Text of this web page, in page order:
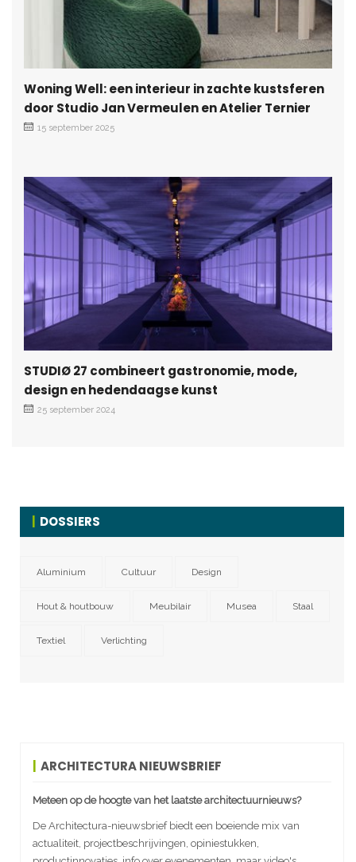
Woning Well: een interieur in zachte kustsferen
door Studio Jan Vermeulen en Atelier Ternier
15 september 2025
STUDIØ 27 combineert gastronomie, mode,
design en hedendaagse kunst
25 september 2024
DOSSIERS
Aluminium Cultuur Design
Hout & houtbouw Meubilair Musea Staal
Textiel Verlichting
ARCHITECTURA NIEUWSBRIEF
Meteen op de hoogte van het laatste architectuurnieuws?
De Architectura-nieuwsbrief biedt een boeiende mix van
actualiteit, projectbeschrijvingen, opiniestukken,